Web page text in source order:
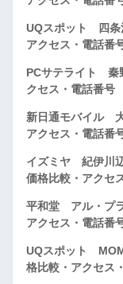
UQスポット 四条
アクセス・電話番
PCサテライト 秦
クセス・電話番号
新日通モバイル
アクセス・電話番
イズミヤ 紀伊川
価格比較・アクセ
平和堂 アル・プ
アクセス・電話番
UQスポット
格比較・アクセス